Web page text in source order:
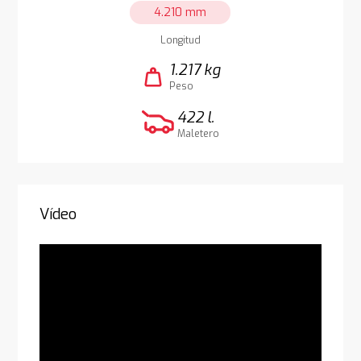
4.210 mm
Longitud
weight 1.217 kg
Peso
422 l.
Maletero
Vídeo